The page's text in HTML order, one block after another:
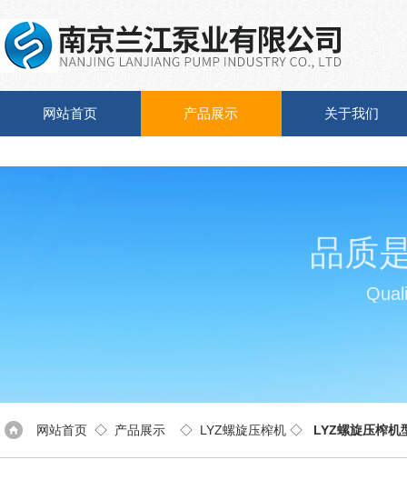
网站首页 产品展示 关于我们
品质
网站首页 ◇ 产品展示 ◇ LYZ螺旋压榨机 ◇ LYZ螺旋压榨机